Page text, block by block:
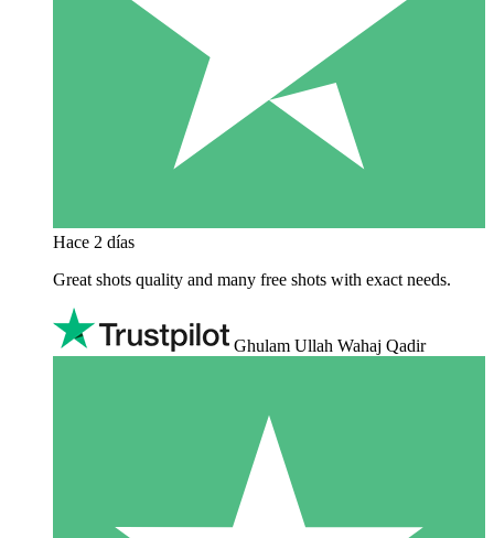
Hace 2 días
Great shots quality and many free shots with exact needs.
Ghulam Ullah Wahaj Qadir